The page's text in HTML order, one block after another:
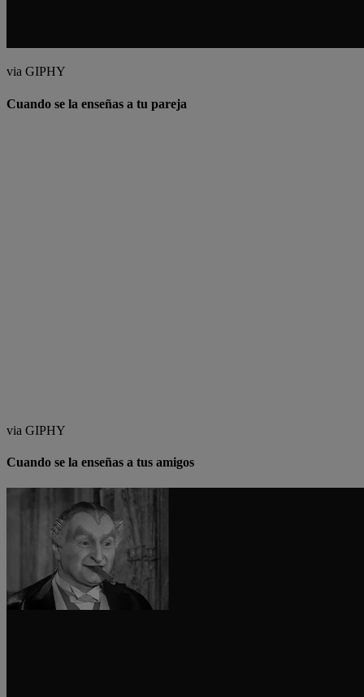
via GIPHY
Cuando se la enseñas a tu pareja
via GIPHY
Cuando se la enseñas a tus amigos